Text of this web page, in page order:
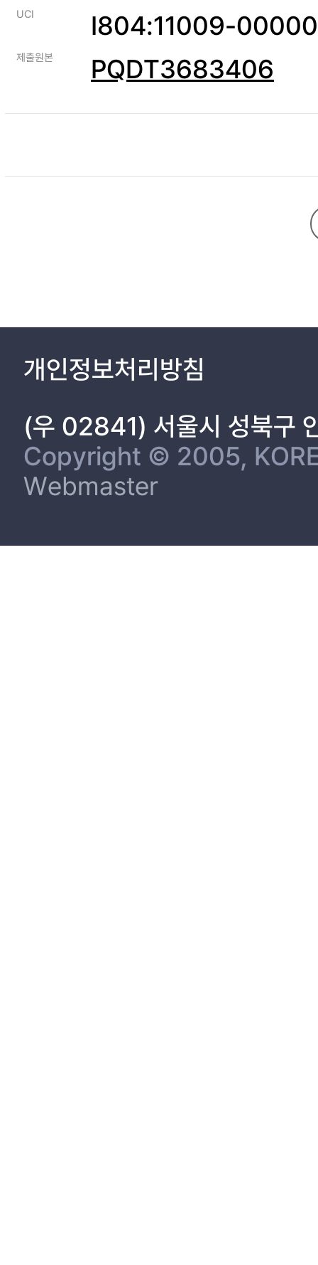
UCI I804:11009-
제출원본 PQDT3683406
개인정보처리방침
(우 02841) 서울시 성북구
Copyright © 2005,
Webmaster